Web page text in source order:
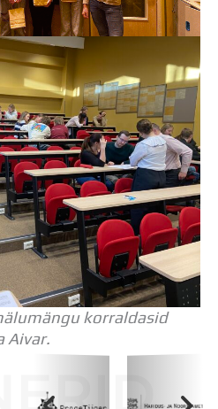
korraldasid
Aivar.